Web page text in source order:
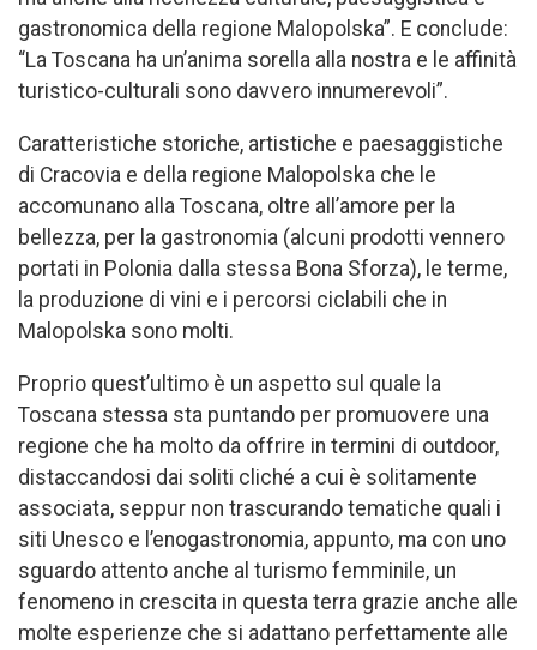
gastronomica della regione Malopolska”. E conclude:
“La Toscana ha un’anima sorella alla nostra e le affinità
turistico-culturali sono davvero innumerevoli”.
Caratteristiche storiche, artistiche e paesaggistiche
di Cracovia e della regione Malopolska che le
accomunano alla Toscana, oltre all’amore per la
bellezza, per la gastronomia (alcuni prodotti vennero
portati in Polonia dalla stessa Bona Sforza), le terme,
la produzione di vini e i percorsi ciclabili che in
Malopolska sono molti.
Proprio quest’ultimo è un aspetto sul quale la
Toscana stessa sta puntando per promuovere una
regione che ha molto da offrire in termini di outdoor,
distaccandosi dai soliti cliché a cui è solitamente
associata, seppur non trascurando tematiche quali i
siti Unesco e l’enogastronomia, appunto, ma con uno
sguardo attento anche al turismo femminile, un
fenomeno in crescita in questa terra grazie anche alle
molte esperienze che si adattano perfettamente alle